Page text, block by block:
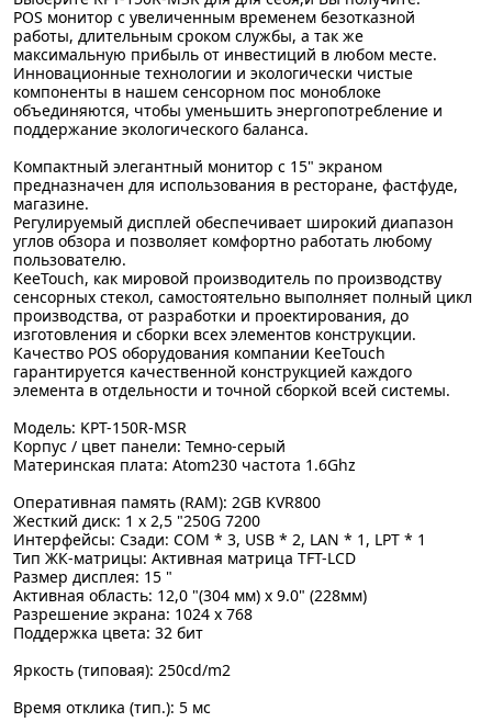
POS монитор с увеличенным временем безотказной
работы, длительным сроком службы, а так же
максимальную прибыль от инвестиций в любом месте.
Инновационные технологии и экологически чистые
компоненты в нашем сенсорном пос моноблоке
объединяются, чтобы уменьшить энергопотребление и
поддержание экологического баланса.
Компактный элегантный монитор с 15" экраном
предназначен для использования в ресторане, фастфуде,
магазине.
Регулируемый дисплей обеспечивает широкий диапазон
углов обзора и позволяет комфортно работать любому
пользователю.
KeeTouch, как мировой производитель по производству
сенсорных стекол, самостоятельно выполняет полный цикл
производства, от разработки и проектирования, до
изготовления и сборки всех элементов конструкции.
Качество POS оборудования компании KeeTouch
гарантируется качественной конструкцией каждого
элемента в отдельности и точной сборкой всей системы.
Модель: KPT-150R-MSR
Корпус / цвет панели: Темно-серый
Материнская плата: Atom230 частота 1.6Ghz
Оперативная память (RAM): 2GB KVR800
Жесткий диск: 1 х 2,5 "250G 7200
Интерфейсы: Сзади: COM * 3, USB * 2, LAN * 1, LPT * 1
Тип ЖК-матрицы: Активная матрица TFT-LCD
Размер дисплея: 15 "
Активная область: 12,0 "(304 мм) х 9.0" (228мм)
Разрешение экрана: 1024 х 768
Поддержка цвета: 32 бит
Яркость (типовая): 250cd/m2
Время отклика (тип.): 5 мс